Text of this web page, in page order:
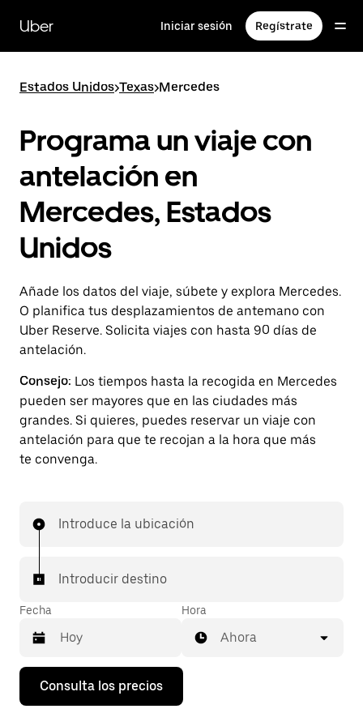
contenido
principal
Uber Iniciar sesión Regístrate
Estados Unidos>Texas>Mercedes
Programa un viaje con
antelación en
Mercedes, Estados
Unidos
Añade los datos del viaje, súbete y explora Mercedes.
O planifica tus desplazamientos de antemano con
Uber Reserve. Solicita viajes con hasta 90 días de
antelación.
Consejo: Los tiempos hasta la recogida en Mercedes
pueden ser mayores que en las ciudades más
grandes. Si quieres, puedes reservar un viaje con
antelación para que te recojan a la hora que más
te convenga.
Introduce la ubicación
Introducir destino
Fecha
Pulsa
flecha
Hora
Ahora
Consulta los precios